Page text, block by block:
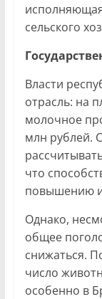
сельского
Власти
отрасль: на
молочное
млн рублей.
что
повышению
Однако,
общее
снижаться.
число
особенно в